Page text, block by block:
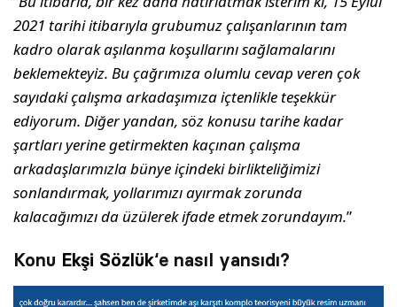
2021 tarihi itibarıyla grubumuz çalışanlarının tam
kadro olarak aşılanma koşullarını sağlamalarını
beklemekteyiz. Bu çağrımıza olumlu cevap veren çok
sayıdaki çalışma arkadaşımıza içtenlikle teşekkür
ediyorum. Diğer yandan, söz konusu tarihe kadar
şartları yerine getirmekten kaçınan çalışma
arkadaşlarımızla bünye içindeki birlikteliğimizi
sonlandırmak, yollarımızı ayırmak zorunda
kalacağımızı da üzülerek ifade etmek zorundayım.”
Konu Ekşi Sözlük‘e nasıl yansıdı?